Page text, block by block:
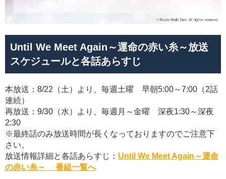
Until We Meet Again～運命の赤い糸～放送
スケジュールと各話あらすじ
本放送：8/22（土）より、毎週土曜 早朝5:00～7:00（2話
連続）
再放送：9/30（水）より、毎週月～金曜 深夜1:30～深夜
2:30
※最終話のみ放送時間が長くなっておりますのでご注意下
さい。
放送情報詳細と各話あらすじ： Until We Meet Again～運命
の赤い糸～ 番組一覧へ